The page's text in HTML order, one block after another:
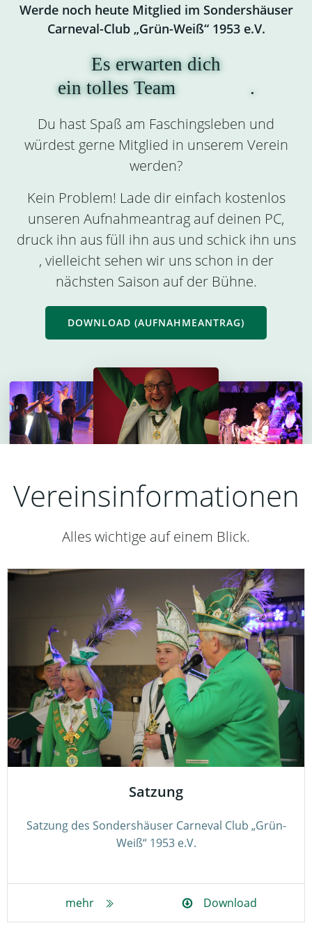
Werde noch heute Mitglied im Sondershäuser
Carneval-Club „Grün-Weiß“ 1953 e.V.
Es erwarten dich
Vereinsaktivitäten .
Du hast Spaß am Faschingsleben und
würdest gerne Mitglied in unserem Verein
werden?
Kein Problem! Lade dir einfach kostenlos
unseren Aufnahmeantrag auf deinen PC,
druck ihn aus füll ihn aus und schick ihn uns
, vielleicht sehen wir uns schon in der
nächsten Saison auf der Bühne.
DOWNLOAD (AUFNAHMEANTRAG)
Vereinsinformationen
Alles wichtige auf einem Blick.
Satzung
Satzung des Sondershäuser Carneval Club „Grün-
Weiß“ 1953 e.V.
mehr Download